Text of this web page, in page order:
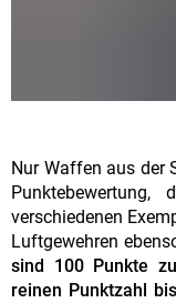
Nur Waffen aus der
verschiedenen
Luftgewehren
sind 100 Punkte
reinen Punktzahl